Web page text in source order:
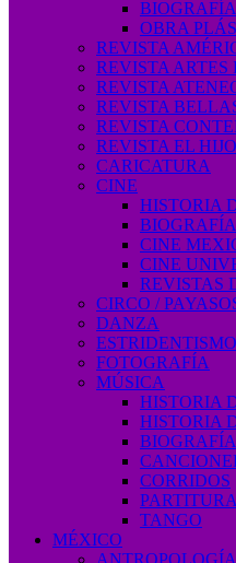
OBRA
REVISTA
REVISTA ARTES
REVISTA
REVISTA
REVISTA
REVISTA EL
CARICATURA
CINE
HISTORIA
CINE
CINE
REVISTAS
CIRCO /
DANZA
ESTRIDENTISMO
FOTOGRAFÍA
MÚSICA
HISTORIA
HISTORIA
CORRIDOS
TANGO
MÉXICO